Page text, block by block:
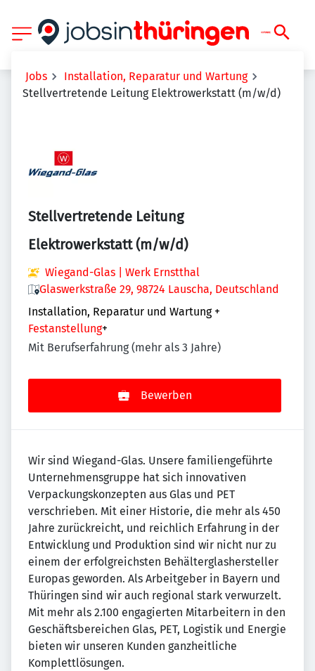
Jobs
Installation, Reparatur und Wartung
Stellvertretende Leitung Elektrowerkstatt (m/w/d)
Stellvertretende Leitung
Elektrowerkstatt (m/w/d)
Wiegand-Glas | Werk Ernstthal
Glaswerkstraße 29, 98724 Lauscha, Deutschland
Installation, Reparatur und Wartung +
Festanstellung+
Mit Berufserfahrung (mehr als 3 Jahre)
Bewerben
Wir sind Wiegand-Glas. Unsere familiengeführte
Unternehmensgruppe hat sich innovativen
Verpackungskonzepten aus Glas und PET
verschrieben. Mit einer Historie, die mehr als 450
Jahre zurückreicht, und reichlich Erfahrung in der
Entwicklung und Produktion sind wir nicht nur zu
einem der erfolgreichsten Behälterglashersteller
Europas geworden. Als Arbeitgeber in Bayern und
Thüringen sind wir auch regional stark verwurzelt.
Mit mehr als 2.100 engagierten Mitarbeitern in den
Geschäftsbereichen Glas, PET, Logistik und Energie
bieten wir unseren Kunden ganzheitliche
Komplettlösungen.